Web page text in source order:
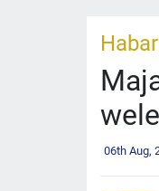
06th Aug,